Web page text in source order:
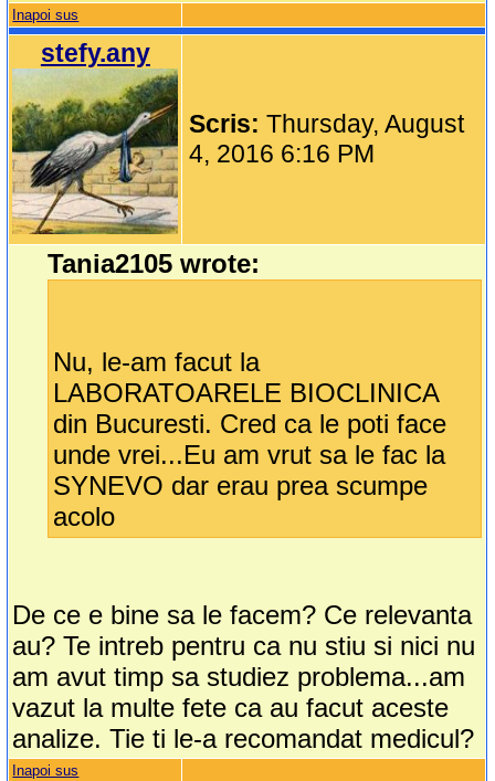
Inapoi sus
stefy.any
Scris:Thursday, August
4, 2016 6:16 PM
Tania2105 wrote:
Nu, le-am facut la
LABORATOARELE BIOCLINICA
din Bucuresti. Cred ca le poti face
unde vrei...Eu am vrut sa le fac la
SYNEVO dar erau prea scumpe
acolo
De ce e bine sa le facem? Ce relevanta
au? Te intreb pentru ca nu stiu si nici nu
am avut timp sa studiez problema...am
vazut la multe fete ca au facut aceste
analize. Tie ti le-a recomandat medicul?
Inapoi sus